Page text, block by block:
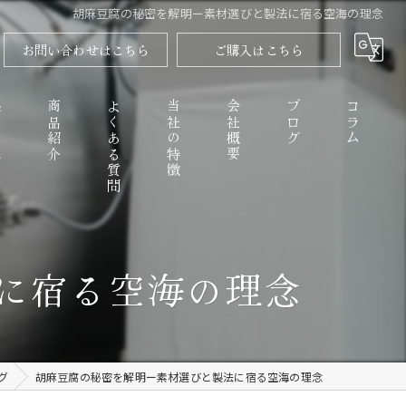
胡麻豆腐の秘密を解明ー素材選びと製法に宿る空海の理念
お問い合わせはこちら ご購入はこちら
商品紹介 よくある質問 当社の特徴
精進料理
お取り寄せ
会社概要 ブログ コラム
宿る空海の理念
胡麻豆腐の秘密を解明ー素材選びと製法に宿る空海の理念